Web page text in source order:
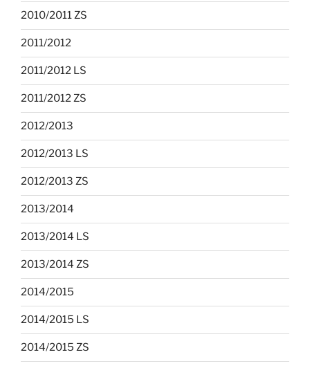
2010/2011 ZS
2011/2012
2011/2012 LS
2011/2012 ZS
2012/2013
2012/2013 LS
2012/2013 ZS
2013/2014
2013/2014 LS
2013/2014 ZS
2014/2015
2014/2015 LS
2014/2015 ZS